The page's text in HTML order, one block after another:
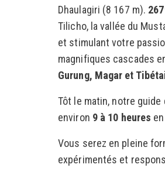
Dhaulagiri (8 167 m).
Tilicho, la vallée du
et stimulant votre
magnifiques cascades
Gurung, Magar et
Tôt le matin, notre guide
environ 9 à 10 heures
Vous serez en pleine
expérimentés et